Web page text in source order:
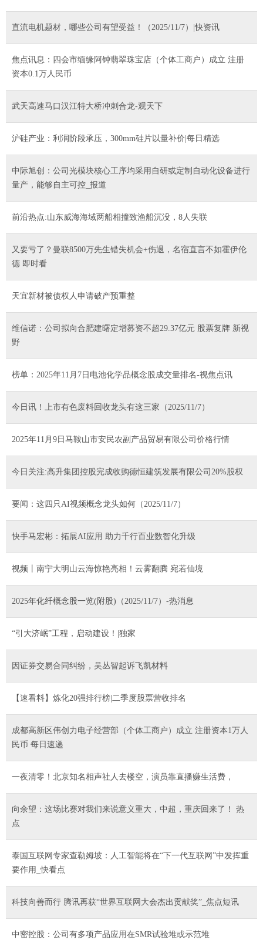
直流电机题材，哪些公司有望受益！（2025/11/7）|快资讯
焦点讯息：四会市缅缘阿钟翡翠珠宝店（个体工商户）成立 注册
资本0.1万人民币
武天高速马口汉江特大桥冲刺合龙-观天下
沪硅产业：利润阶段承压，300mm硅片以量补价|每日精选
中际旭创：公司光模块核心工序均采用自研或定制自动化设备进行
量产，能够自主可控_报道
前沿热点:山东威海海域两船相撞致渔船沉没，8人失联
又要亏了？曼联8500万先生错失机会+伤退，名宿直言不如霍伊伦
德 即时看
天宜新材被债权人申请破产预重整
维信诺：公司拟向合肥建曙定增募资不超29.37亿元 股票复牌 新视
野
榜单：2025年11月7日电池化学品概念股成交量排名-视焦点讯
今日讯！上市有色废料回收龙头有这三家（2025/11/7）
2025年11月9日马鞍山市安民农副产品贸易有限公司价格行情
今日关注:高升集团控股完成收购德恒建筑发展有限公司20%股权
要闻：这四只AI视频概念龙头如何（2025/11/7）
快手马宏彬：拓展AI应用 助力千行百业数智化升级
视频丨南宁大明山云海惊艳亮相！云雾翻腾 宛若仙境
2025年化纤概念股一览(附股)（2025/11/7）-热消息
“引大济岷”工程，启动建设！|独家
因证券交易合同纠纷，吴丛智起诉飞凯材料
【速看料】炼化20强排行榜|二季度股票营收排名
成都高新区伟创力电子经营部（个体工商户）成立 注册资本1万人
民币 每日速递
一夜清零！北京知名相声社人去楼空，演员靠直播赚生活费，
向余望：这场比赛对我们来说意义重大，中超，重庆回来了！ 热
点
泰国互联网专家查勒姆坡：人工智能将在“下一代互联网”中发挥重
要作用_快看点
科技向善而行 腾讯再获“世界互联网大会杰出贡献奖”_焦点短讯
中密控股：公司有多项产品应用在SMR试验堆或示范堆